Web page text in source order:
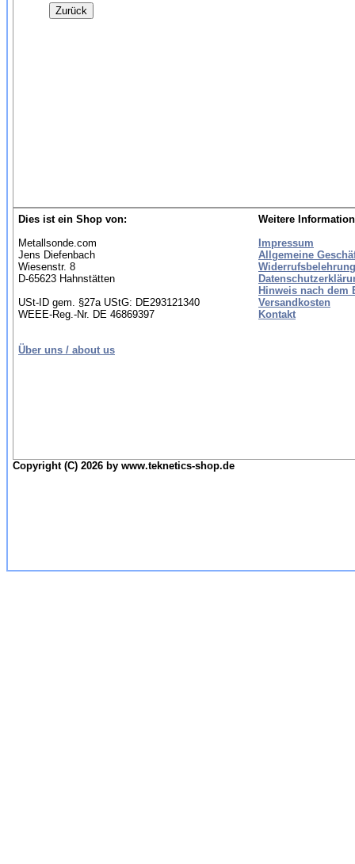
Dies ist ein Shop von:
Metallsonde.com
Jens Diefenbach
Wiesenstr. 8
D-65623 Hahnstätten
USt-ID gem. §27a UStG: DE293121340
WEEE-Reg.-Nr. DE 46869397
Über uns / about us
Weitere
Impressum
Allgemeine
Hinweis nach dem
Versandkosten
Kontakt
Copyright (C) 2026 by www.teknetics-shop.de